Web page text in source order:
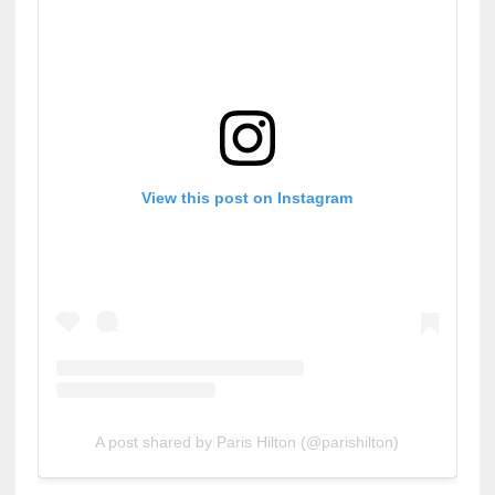
View this post on Instagram
A post shared by Paris Hilton (@parishilton)